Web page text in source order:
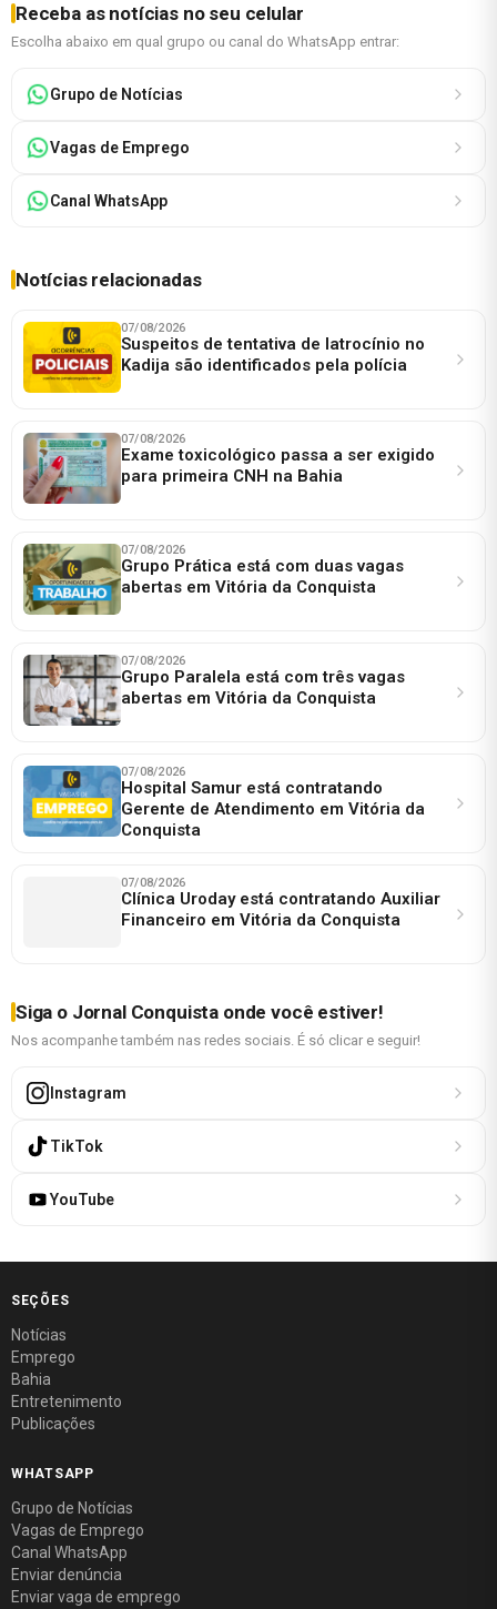
Receba as notícias no seu celular
Escolha abaixo em qual grupo ou canal do WhatsApp entrar:
Grupo de Notícias
Vagas de Emprego
Canal WhatsApp
Notícias relacionadas
07/08/2026
Suspeitos de tentativa de latrocínio no
Kadija são identificados pela polícia
07/08/2026
Exame toxicológico passa a ser exigido
para primeira CNH na Bahia
07/08/2026
Grupo Prática está com duas vagas
abertas em Vitória da Conquista
07/08/2026
Grupo Paralela está com três vagas
abertas em Vitória da Conquista
07/08/2026
Hospital Samur está contratando
Gerente de Atendimento em Vitória da
Conquista
07/08/2026
Clínica Uroday está contratando Auxiliar
Financeiro em Vitória da Conquista
Siga o Jornal Conquista onde você estiver!
Nos acompanhe também nas redes sociais. É só clicar e seguir!
Instagram
TikTok
YouTube
SEÇÕES
Notícias
Emprego
Bahia
Entretenimento
Publicações
WHATSAPP
Grupo de Notícias
Vagas de Emprego
Canal WhatsApp
Enviar denúncia
Enviar vaga de emprego